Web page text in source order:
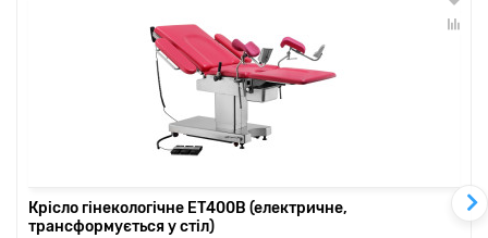
Крісло гінекологічне ЕТ400В (електричне,
трансформується у стіл)